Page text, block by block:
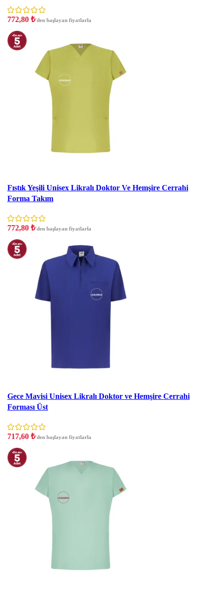
772,80 ₺'den başlayan fiyatlarla
Fıstık Yeşili Unisex Likralı Doktor Ve Hemşire Cerrahi
Forma Takım
772,80 ₺'den başlayan fiyatlarla
Gece Mavisi Unisex Likralı Doktor ve Hemşire Cerrahi
Forması Üst
717,60 ₺'den başlayan fiyatlarla